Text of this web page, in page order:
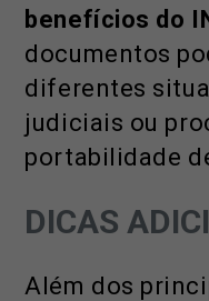
benefícios do
documentos
diferentes
judiciais ou
portabilidade
DICAS
Além dos